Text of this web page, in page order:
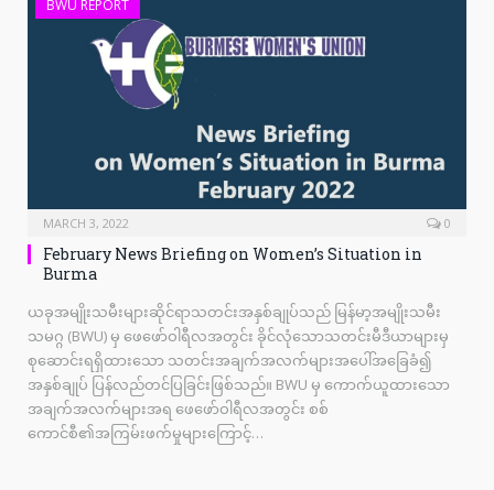
BWU REPORT
MARCH 3, 2022 0
February News Briefing on Women’s Situation in
Burma
ယခုအမျိုးသမီးများဆိုင်ရာသတင်းအနှစ်ချုပ်သည် မြန်မာ့အမျိုးသမီး
သမဂ္ဂ (BWU) မှ ဖေဖော်ဝါရီလအတွင်း ခိုင်လုံသောသတင်းမီဒီယာများမှ
စုဆောင်းရရှိထားသော သတင်းအချက်အလက်များအပေါ်အခြေခံ၍
အနှစ်ချုပ် ပြန်လည်တင်ပြခြင်းဖြစ်သည်။ BWU မှ ကောက်ယူထားသော
အချက်အလက်များအရ ဖေဖော်ဝါရီလအတွင်း စစ်
ကောင်စီ၏အကြမ်းဖက်မှုများကြောင့်…